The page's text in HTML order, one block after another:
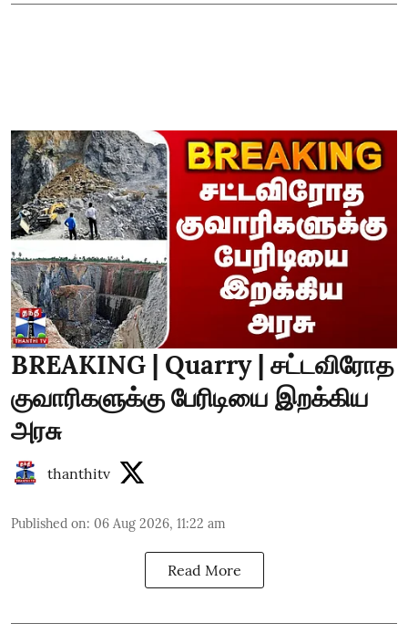
BREAKING | Quarry | சட்டவிரோத
குவாரிகளுக்கு பேரிடியை இறக்கிய
அரசு
thanthitv
Published on: 06 Aug 2026, 11:22 am
Read More